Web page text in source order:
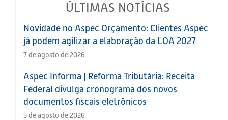
ÚLTIMAS NOTÍCIAS
Novidade no Aspec Orçamento: Clientes Aspec
já podem agilizar a elaboração da LOA 2027
7 de agosto de 2026
Aspec Informa | Reforma Tributária: Receita
Federal divulga cronograma dos novos
documentos fiscais eletrônicos
5 de agosto de 2026